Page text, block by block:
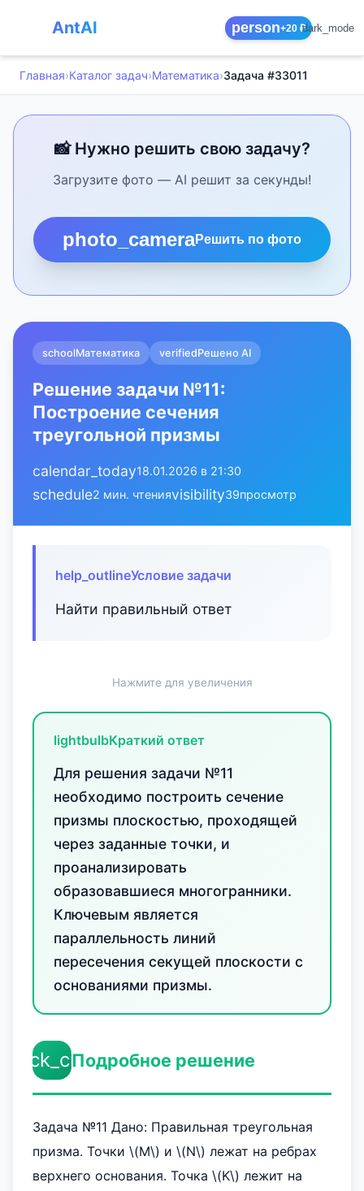
AntAI person+20 ₽dark_mode
Главная›Каталог задач›Математика›Задача #33011
📸 Нужно решить свою задачу?
Загрузите фото — AI решит за секунды!
photo_cameraРешить по фото
schoolМатематика verifiedРешено AI
Решение задачи №11:
Построение сечения
треугольной призмы
calendar_today18.01.2026 в 21:30
schedule2 мин. чтенияvisibility39просмотр
help_outlineУсловие задачи
Найти правильный ответ
Нажмите для увеличения
lightbulbКраткий ответ
Для решения задачи №11
необходимо построить сечение
призмы плоскостью, проходящей
через заданные точки, и
проанализировать
образовавшиеся многогранники.
Ключевым является
параллельность линий
пересечения секущей плоскости с
основаниями призмы.
Подробное решение
Задача №11 Дано: Правильная треугольная
призма. Точки \(M\) и \(N\) лежат на ребрах
верхнего основания. Точка \(K\) лежит на